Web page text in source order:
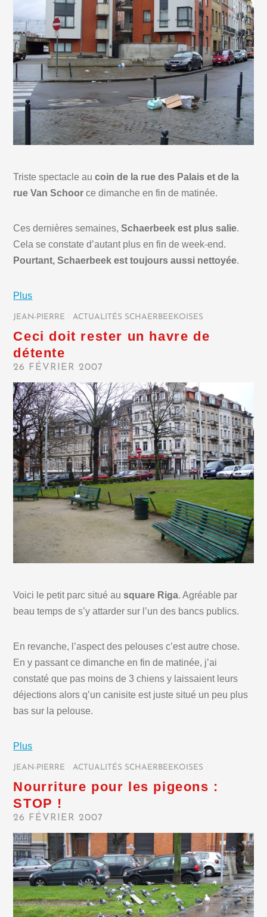
Triste spectacle aucoin de la rue des Palais et de la
rue Van Schoor ce dimanche en fin de matinée.
Ces dernières semaines,Schaerbeek est plus salie.
Cela se constate d’autant plus en fin de week-end.
Pourtant, Schaerbeek est toujours aussi nettoyée.
Plus
JEAN-PIERRE ACTUALITÉS SCHAERBEEKOISES
Ceci doit rester un havre de
détente
26 FÉVRIER 2007
Voici le petit parc situé ausquare Riga. Agréable par
beau temps de s’y attarder sur l’un des bancs publics.
En revanche, l’aspect des pelouses c’est autre chose.
En y passant ce dimanche en fin de matinée, j’ai
constaté que pas moins de 3 chiens y laissaient leurs
déjections alors q’un canisite est juste situé un peu plus
bas sur la pelouse.
Plus
JEAN-PIERRE ACTUALITÉS SCHAERBEEKOISES
Nourriture pour les pigeons :
STOP !
26 FÉVRIER 2007